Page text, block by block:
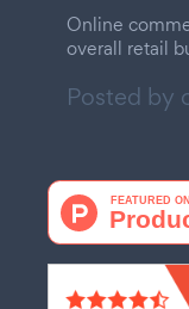
Online
overall retail
Posted by